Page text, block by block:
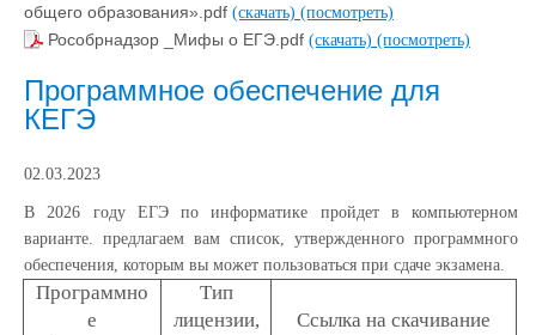
общего образования».pdf (скачать) (посмотреть)
Рособрнадзор _Мифы о ЕГЭ.pdf (скачать) (посмотреть)
Программное обеспечение для
КЕГЭ
02.03.2023
В 2026 году ЕГЭ по информатике пройдет в компьютерном
варианте. предлагаем вам список, утвержденного программного
обеспечения, которым вы может пользоваться при сдаче экзамена.
Программно
е
Тип
лицензии,
Ссылка на скачивание